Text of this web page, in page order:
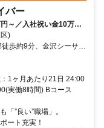
バー
～／入社祝い金10万円
)
歩約9分、金沢シーサイ
ドライン 産業振興セ
場有)＼アクセス便利／
etc.
1ヶ月あたり21日 24:00
実働8時間) Bコース
”良い”職場」。
ト充実！